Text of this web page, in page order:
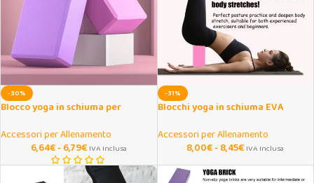
-30%
Blocco yoga in schiuma per
Accessori per Allenamento
6,64€-6,79€ IVA Inclusa
-31%
Blocchi yoga in schiuma EVA
Accessori per Allenamento
8,00€-8,45€ IVA Inclusa